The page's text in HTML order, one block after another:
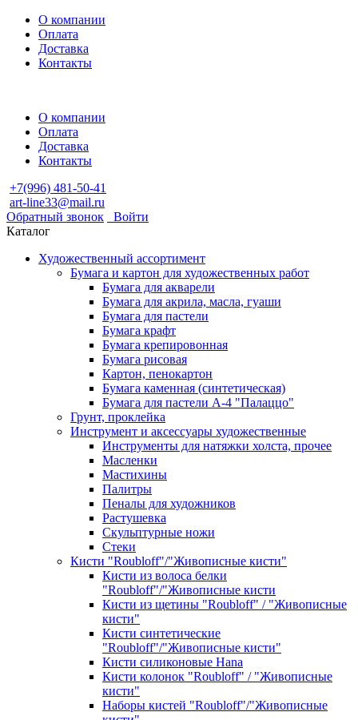
О компании
Оплата
Доставка
Контакты
О компании
Оплата
Доставка
Контакты
+7(996) 481-50-41
art-line33@mail.ru
Обратный звонок
Войти
Каталог
Художественный ассортимент
Бумага и картон для художественных работ
Бумага для акварели
Бумага для акрила, масла, гуаши
Бумага для пастели
Бумага крафт
Бумага крепировонная
Бумага рисовая
Картон, пенокартон
Бумага каменная (синтетическая)
Бумага для пастели А-4 "Палаццо"
Грунт, проклейка
Инструмент и аксессуары художественные
Инструменты для натяжки холста, прочее
Масленки
Мастихины
Палитры
Пеналы для художников
Растушевка
Скульптурные ножи
Стеки
Кисти "Roubloff"/"Живописные кисти"
Кисти из волоса белки
"Roubloff"/"Живописные кисти
Кисти из щетины "Roubloff" / "Живописные
кисти"
Кисти синтетические
"Roubloff"/"Живописные кисти"
Кисти силиконовые Hana
Кисти колонок "Roubloff" / "Живописные
кисти"
Наборы кистей "Roubloff"/"Живописные